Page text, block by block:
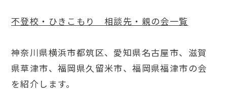
不登校・ひきこもり 相談先・親の会一覧
神奈川県横浜市都筑区、愛知県名古屋市、滋賀
県草津市、福岡県久留米市、福岡県福津市の会
を紹介します。